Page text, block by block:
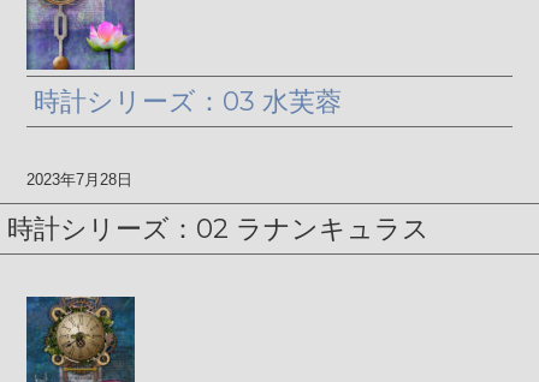
時計シリーズ：03 水芙蓉
2023年7月28日
時計シリーズ：02 ラナンキュラス